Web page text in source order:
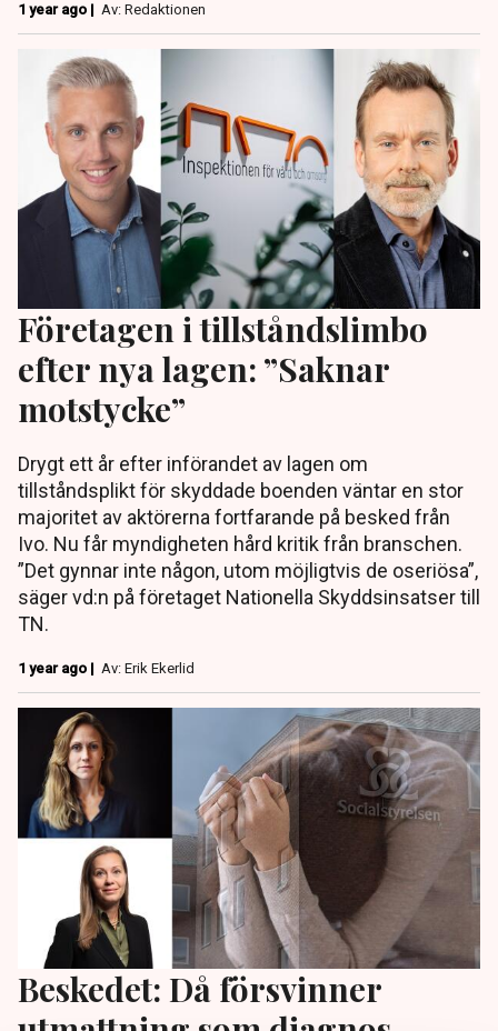
1 year ago | Av: Redaktionen
Företagen i tillståndslimbo
efter nya lagen: ”Saknar
motstycke”
Drygt ett år efter införandet av lagen om
tillståndsplikt för skyddade boenden väntar en stor
majoritet av aktörerna fortfarande på besked från
Ivo. Nu får myndigheten hård kritik från branschen.
”Det gynnar inte någon, utom möjligtvis de oseriösa”,
säger vd:n på företaget Nationella Skyddsinsatser till
TN.
1 year ago | Av: Erik Ekerlid
Beskedet: Då försvinner